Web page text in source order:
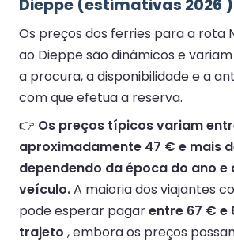
Dieppe (estimativas 2026 )
Os preços dos ferries para a rota
ao Dieppe são dinâmicos e
a procura, a disponibilidade e a
com que efetua a reserva.
👉 Os preços típicos variam
aproximadamente 47 € e mais
dependendo da época do ano e
veículo.A maioria dos viajantes
pode esperar pagarentre 67 € e
trajeto , embora os preços